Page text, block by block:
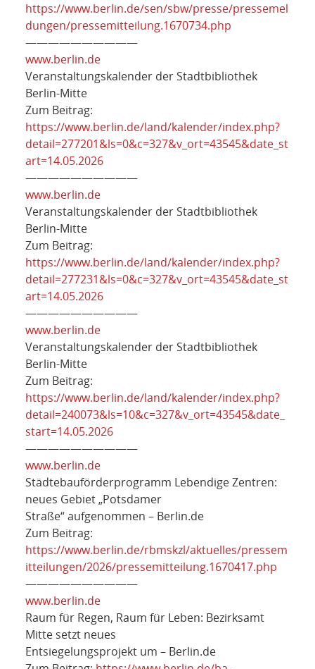
https://www.berlin.de/sen/sbw/presse/pressemel
dungen/pressemitteilung.1670734.php
——————————
www.berlin.de
Veranstaltungskalender der Stadtbibliothek
Berlin-Mitte
Zum Beitrag:
https://www.berlin.de/land/kalender/index.php?
detail=277201&ls=0&c=327&v_ort=43545&date_st
art=14.05.2026
——————————
www.berlin.de
Veranstaltungskalender der Stadtbibliothek
Berlin-Mitte
Zum Beitrag:
https://www.berlin.de/land/kalender/index.php?
detail=277231&ls=0&c=327&v_ort=43545&date_st
art=14.05.2026
——————————
www.berlin.de
Veranstaltungskalender der Stadtbibliothek
Berlin-Mitte
Zum Beitrag:
https://www.berlin.de/land/kalender/index.php?
detail=240073&ls=10&c=327&v_ort=43545&date_
start=14.05.2026
——————————
www.berlin.de
Städtebauförderprogramm Lebendige Zentren:
neues Gebiet „Potsdamer
Straße“ aufgenommen – Berlin.de
Zum Beitrag:
https://www.berlin.de/rbmskzl/aktuelles/pressem
itteilungen/2026/pressemitteilung.1670417.php
——————————
www.berlin.de
Raum für Regen, Raum für Leben: Bezirksamt
Mitte setzt neues
Entsiegelungsprojekt um – Berlin.de